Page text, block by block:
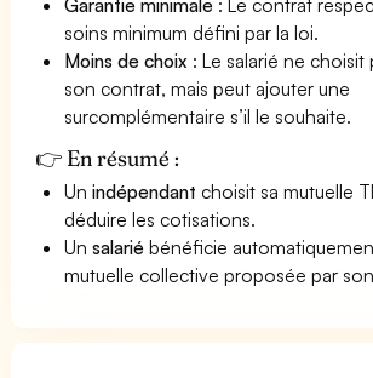
soins minimum défini par la loi.
Moins de choix : Le salarié ne
son contrat, mais peut ajouter une
surcomplémentaire s’il le souhaite.
👉 En résumé :
Unindépendant choisit sa mutuelle
déduire les cotisations.
Unsalarié bénéficie
mutuelle collective proposée par